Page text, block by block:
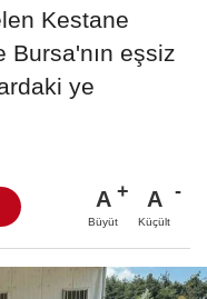
Kestane
Bursa'nın eşsiz
ye
A
Büyüt
A
Küçült